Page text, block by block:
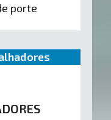
porte